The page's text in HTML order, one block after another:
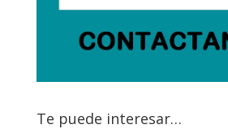
Te puede interesar…